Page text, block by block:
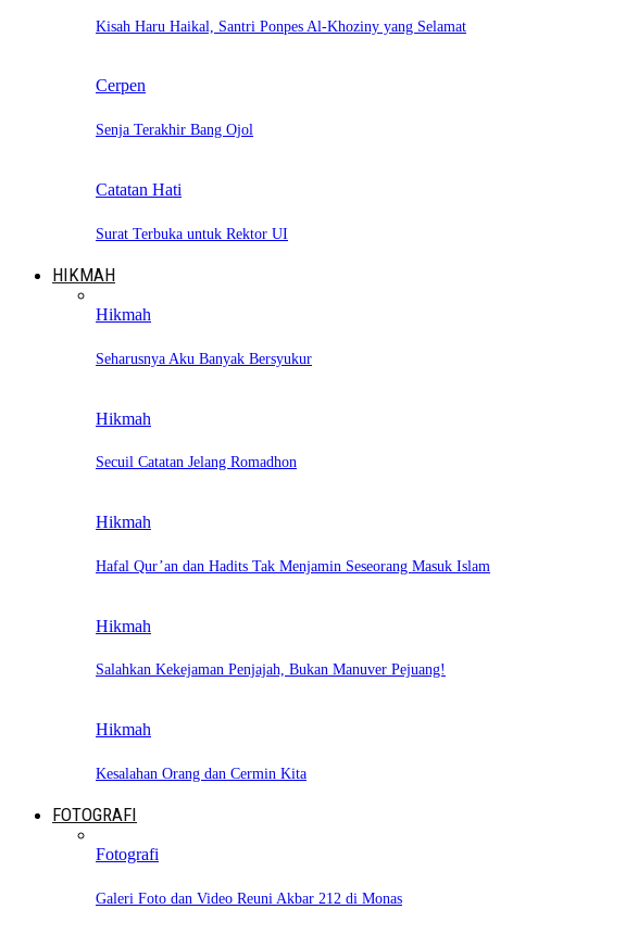
Kisah Haru Haikal, Santri Ponpes Al-Khoziny yang Selamat
Cerpen
Senja Terakhir Bang Ojol
Catatan Hati
Surat Terbuka untuk Rektor UI
HIKMAH
Hikmah
Seharusnya Aku Banyak Bersyukur
Hikmah
Secuil Catatan Jelang Romadhon
Hikmah
Hafal Qur’an dan Hadits Tak Menjamin Seseorang Masuk Islam
Hikmah
Salahkan Kekejaman Penjajah, Bukan Manuver Pejuang!
Hikmah
Kesalahan Orang dan Cermin Kita
FOTOGRAFI
Fotografi
Galeri Foto dan Video Reuni Akbar 212 di Monas